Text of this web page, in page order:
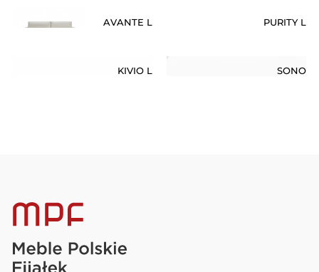
AVANTE L PURITY L
KIVIO L SONO